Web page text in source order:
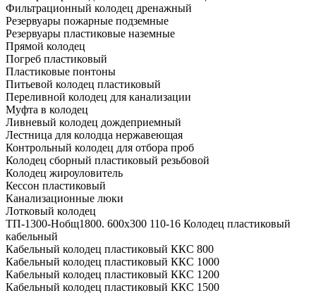
Фильтрационный колодец дренажный
Резервуары пожарные подземные
Резервуары пластиковые наземные
Прямой колодец
Погреб пластиковый
Пластиковые понтоны
Питьевой колодец пластиковый
Переливной колодец для канализации
Муфта в колодец
Ливневый колодец дождеприемный
Лестница для колодца нержавеющая
Контрольный колодец для отбора проб
Колодец сборный пластиковый резьбовой
Колодец жироуловитель
Кессон пластиковый
Канализационные люки
Лотковый колодец
ТП-1300-Hобщ1800. 600х300 110-16 Колодец пластиковый
кабельный
Кабельный колодец пластиковый ККС 800
Кабельный колодец пластиковый ККС 1000
Кабельный колодец пластиковый ККС 1200
Кабельный колодец пластиковый ККС 1500